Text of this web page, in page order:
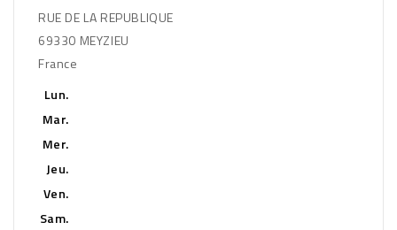
RUE DE LA REPUBLIQUE
69330 MEYZIEU
France
Lun.
Mar.
Mer.
Jeu.
Ven.
Sam.